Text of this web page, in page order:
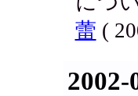
蕾 (